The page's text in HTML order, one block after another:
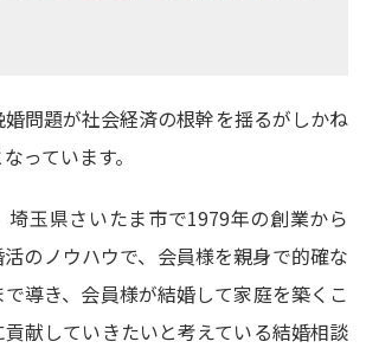
問題が社会経済の根幹を揺るがしかね
っています。
埼玉県さいたま市で1979年の創業から
のノウハウで、会員様を親身で的確な
導き、会員様が結婚して家庭を築くこ
献していきたいと考えている結婚相談